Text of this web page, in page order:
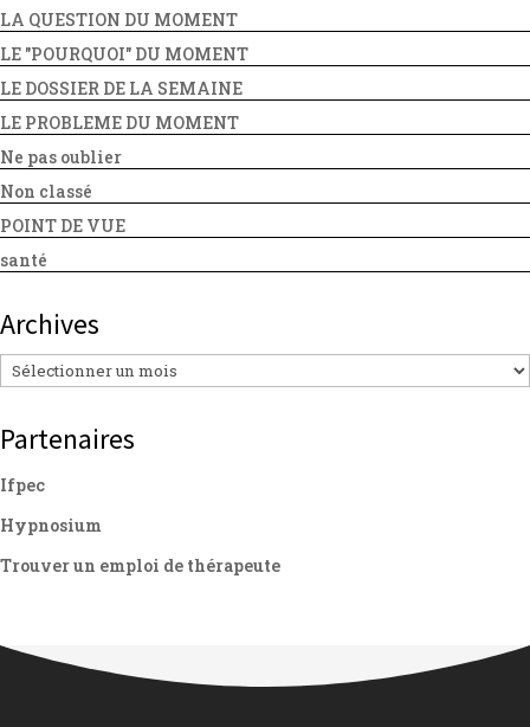
LA QUESTION DU MOMENT
LE "POURQUOI" DU MOMENT
LE DOSSIER DE LA SEMAINE
LE PROBLEME DU MOMENT
Ne pas oublier
Non classé
POINT DE VUE
santé
Archives
Archives
Partenaires
Ifpec
Hypnosium
Trouver un emploi de thérapeute